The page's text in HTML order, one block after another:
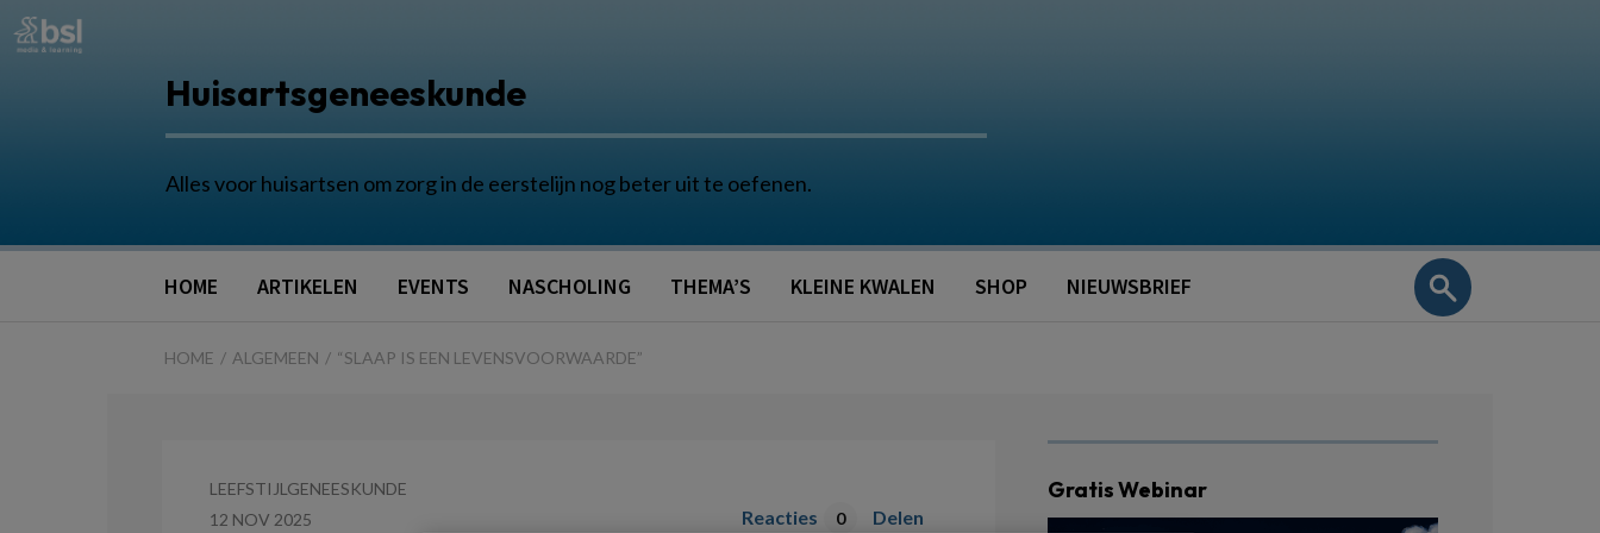
Huisartsgeneeskunde
Alles voor huisartsen om zorg in de eerstelijn nog beter uit te oefenen.
HOME ARTIKELEN EVENTS NASCHOLING THEMA’S KLEINE KWALEN SHOP NIEUWSBRIEF
HOME ALGEMEEN “SLAAP IS EEN LEVENSVOORWAARDE”
LEEFSTIJLGENEESKUNDE
12 NOV 2025
Reacties 0 Delen
Gratis Webinar